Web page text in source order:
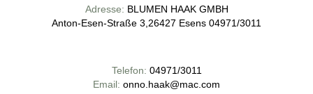
Telefon: 04971/3011
Email: onno.haak@mac.com
Adresse: BLUMEN HAAK GMBH
Anton-Esen-Straße 3,26427 Esens 04971/3011